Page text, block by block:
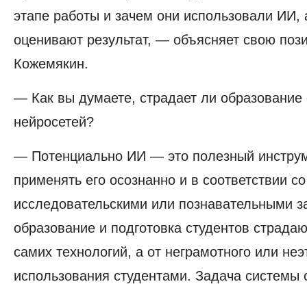
этапе работы и зачем они использовали ИИ,
оценивают результат, — объясняет свою
Кожемякин.
— Как вы думаете, страдает ли образование
нейросетей?
— Потенциально ИИ — это полезный
применять его осознанно и в соответствии
исследовательскими или познавательными
образование и подготовка студентов
самих технологий, а от неграмотного или
использования студентами. Задача системы